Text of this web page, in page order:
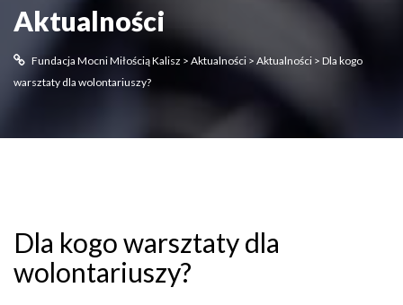
Aktualności
Fundacja Mocni Miłością Kalisz > Aktualności > Aktualności > Dla kogo
warsztaty dla wolontariuszy?
Dla kogo warsztaty dla
wolontariuszy?